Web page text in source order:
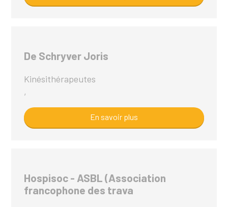
De Schryver Joris
Kinésithérapeutes
,
En savoir plus
Hospisoc - ASBL (Association
francophone des trava